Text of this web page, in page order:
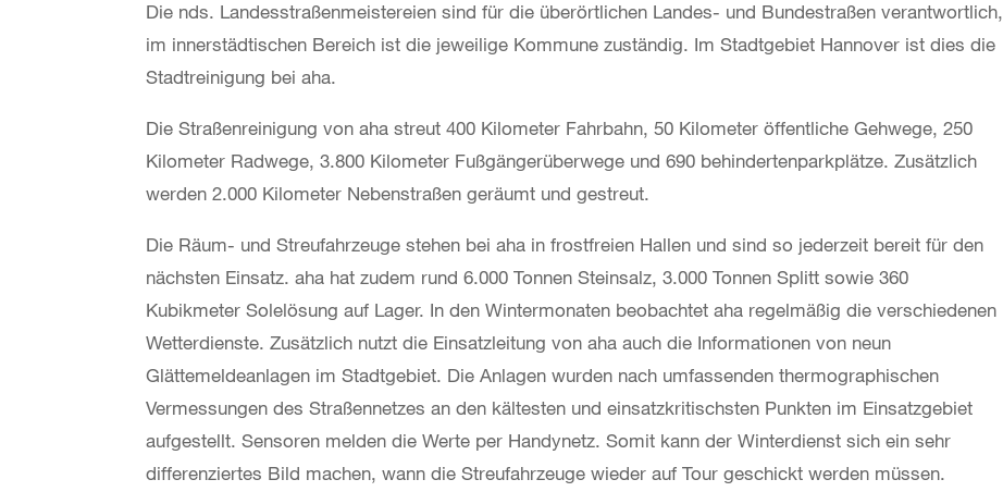
Die nds. Landesstraßenmeistereien sind für die überörtlichen Landes- und Bundestraßen verantwortlich,
im innerstädtischen Bereich ist die jeweilige Kommune zuständig. Im Stadtgebiet Hannover ist dies die
Stadtreinigung bei aha.
Die Straßenreinigung von aha streut 400 Kilometer Fahrbahn, 50 Kilometer öffentliche Gehwege, 250
Kilometer Radwege, 3.800 Kilometer Fußgängerüberwege und 690 behindertenparkplätze. Zusätzlich
werden 2.000 Kilometer Nebenstraßen geräumt und gestreut.
Die Räum- und Streufahrzeuge stehen bei aha in frostfreien Hallen und sind so jederzeit bereit für den
nächsten Einsatz. aha hat zudem rund 6.000 Tonnen Steinsalz, 3.000 Tonnen Splitt sowie 360
Kubikmeter Solelösung auf Lager. In den Wintermonaten beobachtet aha regelmäßig die verschiedenen
Wetterdienste. Zusätzlich nutzt die Einsatzleitung von aha auch die Informationen von neun
Glättemeldeanlagen im Stadtgebiet. Die Anlagen wurden nach umfassenden thermographischen
Vermessungen des Straßennetzes an den kältesten und einsatzkritischsten Punkten im Einsatzgebiet
aufgestellt. Sensoren melden die Werte per Handynetz. Somit kann der Winterdienst sich ein sehr
differenziertes Bild machen, wann die Streufahrzeuge wieder auf Tour geschickt werden müssen.